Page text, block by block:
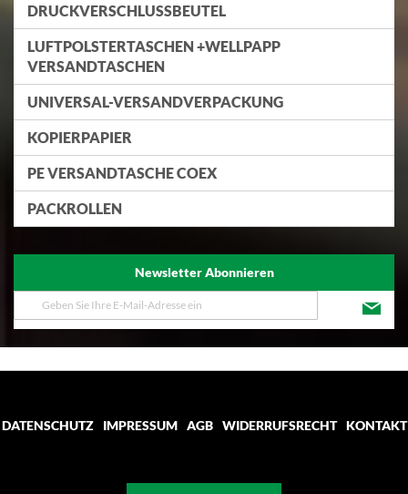
DRUCKVERSCHLUSSBEUTEL
LUFTPOLSTERTASCHEN +WELLPAPP
VERSANDTASCHEN
UNIVERSAL-VERSANDVERPACKUNG
KOPIERPAPIER
PE VERSANDTASCHE COEX
PACKROLLEN
Newsletter Abonnieren
Melden
Sie
unseren
DATENSCHUTZ
IMPRESSUM AGB WIDERRUFSRECHT KONTAKT